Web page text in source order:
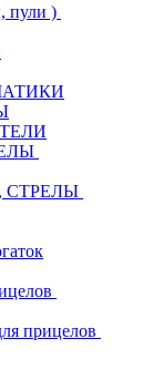
пули )
СТРЕЛЫ
прицелов